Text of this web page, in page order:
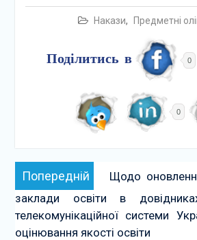
Накази, Предметні
Поділитись в 0
0
Навігація
записів
Попередній Попередній:
Щодо
заклади освіти в
телекомунікаційної системи
оцінювання якості освіти